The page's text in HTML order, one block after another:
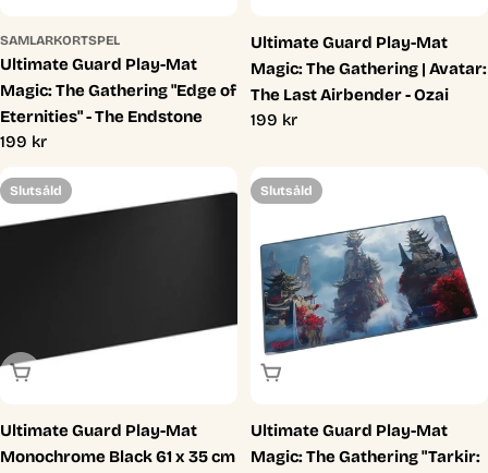
SAMLARKORTSPEL
Ultimate Guard Play-Mat
Magic: The Gathering "Edge of
Eternities" - The Endstone
Ordinarie
199 kr
Ultimate Guard Play-Mat
Magic: The Gathering | Avatar:
The Last Airbender - Ozai
Ordinarie
199 kr
Slutsåld
Slutsåld
Ultimate Guard Play-Mat
Monochrome Black 61 x 35 cm
Slutsåld
Slutsåld
Ultimate Guard Play-Mat
Magic: The Gathering "Tarkir: